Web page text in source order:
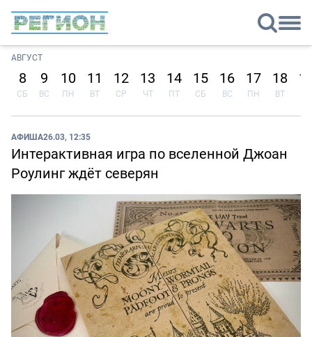
АВГУСТ
8
СБ
9
ВС
10
ПН
11
ВТ
12
СР
13
ЧТ
14
ПТ
15
СБ
16
ВС
17
ПН
18
ВТ
АФИША26.03, 12:35
Интерактивная игра по вселенной Джоан
Роулинг ждёт северян